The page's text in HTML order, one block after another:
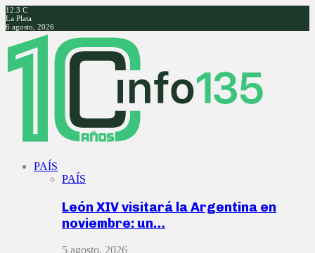
12.3 C
La Plata
6 agosto, 2026
Facebook
Twitter
Instagram
Youtube
PAÍS
PAÍS
León XIV visitará la Argentina en
noviembre: un…
5 agosto, 2026